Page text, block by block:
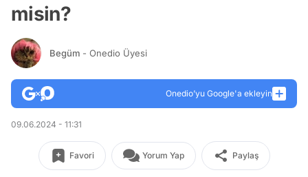
misin?
Begüm - Onedio Üyesi
Onedio’yu Google'a ekleyin
09.06.2024 - 11:31
Favori Yorum Yap Paylaş